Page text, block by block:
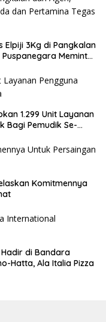
Elpiji 3Kg di Pangkalan
Puspanegara Meminta
1.299 Unit Layanan
Bagi Pemudik Se-
Komitmennya
di Bandara
Hatta, Ala Italia Pizza